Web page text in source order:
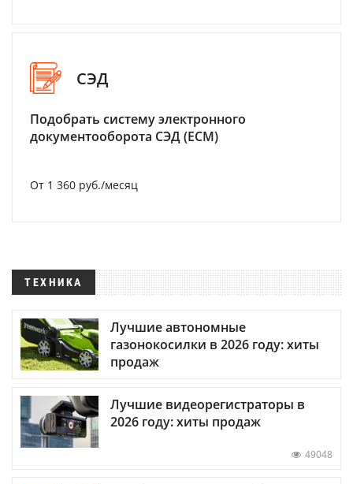
СЭД
Подобрать систему электронного
документооборота СЭД (ECM)
От 1 360 руб./месяц
ТЕХНИКА
Лучшие автономные
газонокосилки в 2026 году: хиты
продаж
Лучшие видеорегистраторы в
2026 году: хиты продаж
49048